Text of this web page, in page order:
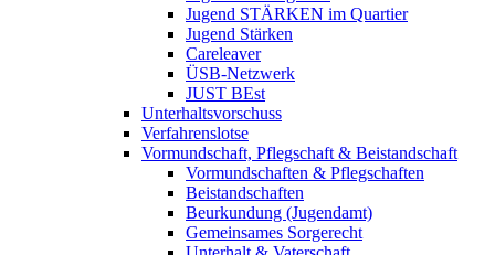
Jugend STÄRKEN im Quartier
Jugend Stärken
Careleaver
ÜSB-Netzwerk
JUST BEst
Unterhaltsvorschuss
Verfahrenslotse
Vormundschaft, Pflegschaft & Beistandschaft
Vormundschaften & Pflegschaften
Beistandschaften
Beurkundung (Jugendamt)
Gemeinsames Sorgerecht